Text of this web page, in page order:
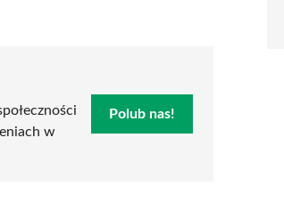
w
Polub nas!